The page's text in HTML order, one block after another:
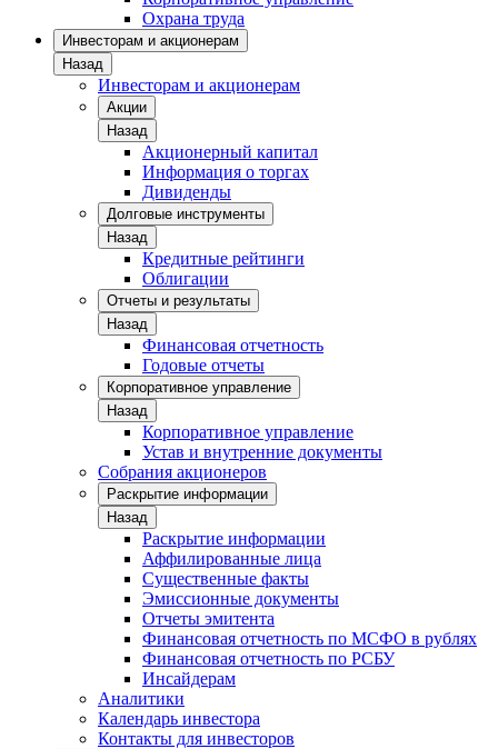
Охрана труда
Инвесторам и акционерам
Назад
Инвесторам и акционерам
Акции
Назад
Акционерный капитал
Информация о торгах
Дивиденды
Долговые инструменты
Назад
Кредитные рейтинги
Облигации
Отчеты и результаты
Назад
Финансовая отчетность
Годовые отчеты
Корпоративное управление
Назад
Корпоративное управление
Устав и внутренние документы
Собрания акционеров
Раскрытие информации
Назад
Раскрытие информации
Аффилированные лица
Существенные факты
Эмиссионные документы
Отчеты эмитента
Финансовая отчетность по МСФО в рублях
Финансовая отчетность по РСБУ
Инсайдерам
Аналитики
Календарь инвестора
Контакты для инвесторов